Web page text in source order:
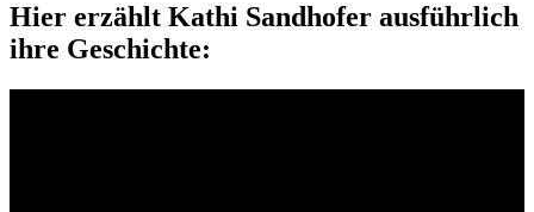
Hier erzählt Kathi Sandhofer ausführlich
ihre Geschichte: